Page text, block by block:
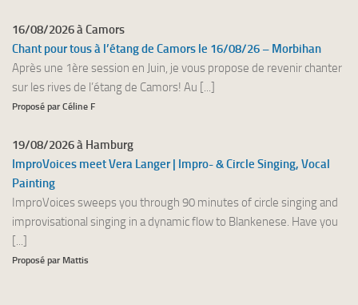
16/08/2026 à Camors
Chant pour tous à l’étang de Camors le 16/08/26 – Morbihan
Après une 1ère session en Juin, je vous propose de revenir chanter
sur les rives de l’étang de Camors! Au [...]
Proposé par Céline F
19/08/2026 à Hamburg
ImproVoices meet Vera Langer | Impro- & Circle Singing, Vocal
Painting
ImproVoices sweeps you through 90 minutes of circle singing and
improvisational singing in a dynamic flow to Blankenese. Have you
[...]
Proposé par Mattis